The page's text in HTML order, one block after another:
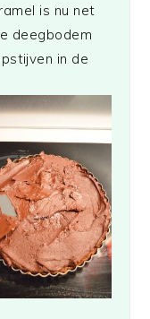
is nu net
deegbodem
in de